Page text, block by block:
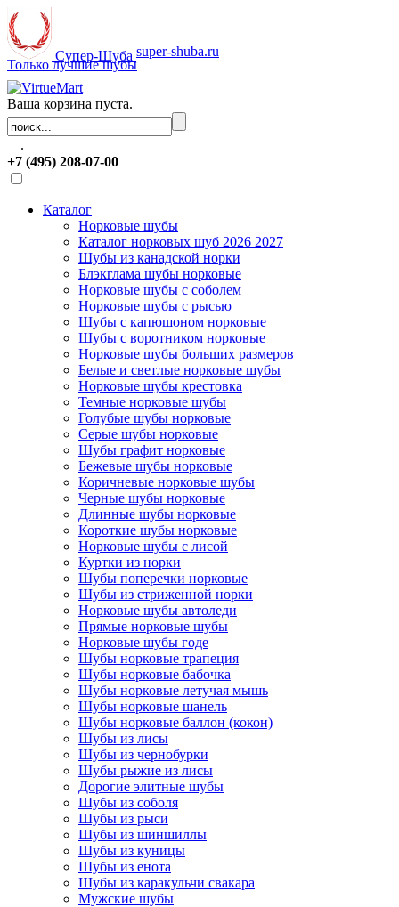
Супер-Шуба super-shuba.ru
Только лучшие шубы
Ваша корзина пуста.
.
+7 (495) 208-07-00
Каталог
Норковые шубы
Каталог норковых шуб 2026 2027
Шубы из канадской норки
Блэкглама шубы норковые
Норковые шубы с соболем
Норковые шубы с рысью
Шубы с капюшоном норковые
Шубы с воротником норковые
Норковые шубы больших размеров
Белые и светлые норковые шубы
Норковые шубы крестовка
Темные норковые шубы
Голубые шубы норковые
Серые шубы норковые
Шубы графит норковые
Бежевые шубы норковые
Коричневые норковые шубы
Черные шубы норковые
Длинные шубы норковые
Короткие шубы норковые
Норковые шубы с лисой
Куртки из норки
Шубы поперечки норковые
Шубы из стриженной норки
Норковые шубы автоледи
Прямые норковые шубы
Норковые шубы годе
Шубы норковые трапеция
Шубы норковые бабочка
Шубы норковые летучая мышь
Шубы норковые шанель
Шубы норковые баллон (кокон)
Шубы из лисы
Шубы из чернобурки
Шубы рыжие из лисы
Дорогие элитные шубы
Шубы из соболя
Шубы из рыси
Шубы из шиншиллы
Шубы из куницы
Шубы из енота
Шубы из каракульчи свакара
Мужские шубы